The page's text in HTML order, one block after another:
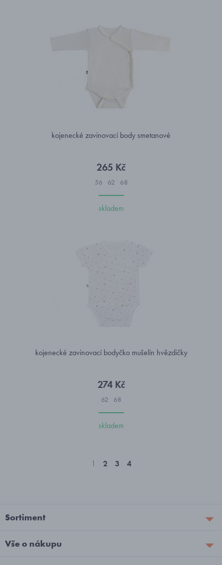
kojenecké zavinovací body smetanové
265 Kč
56 62 68
skladem
kojenecké zavinovací bodyčko mušelín hvězdičky
274 Kč
62 68
skladem
1 2 3 4
Sortiment
Vše o nákupu